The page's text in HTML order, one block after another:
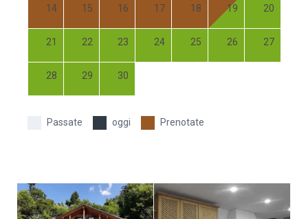
14 15 16 17 18 19 20
21 22 23 24 25 26 27
28 29 30
Passate oggi Prenotate